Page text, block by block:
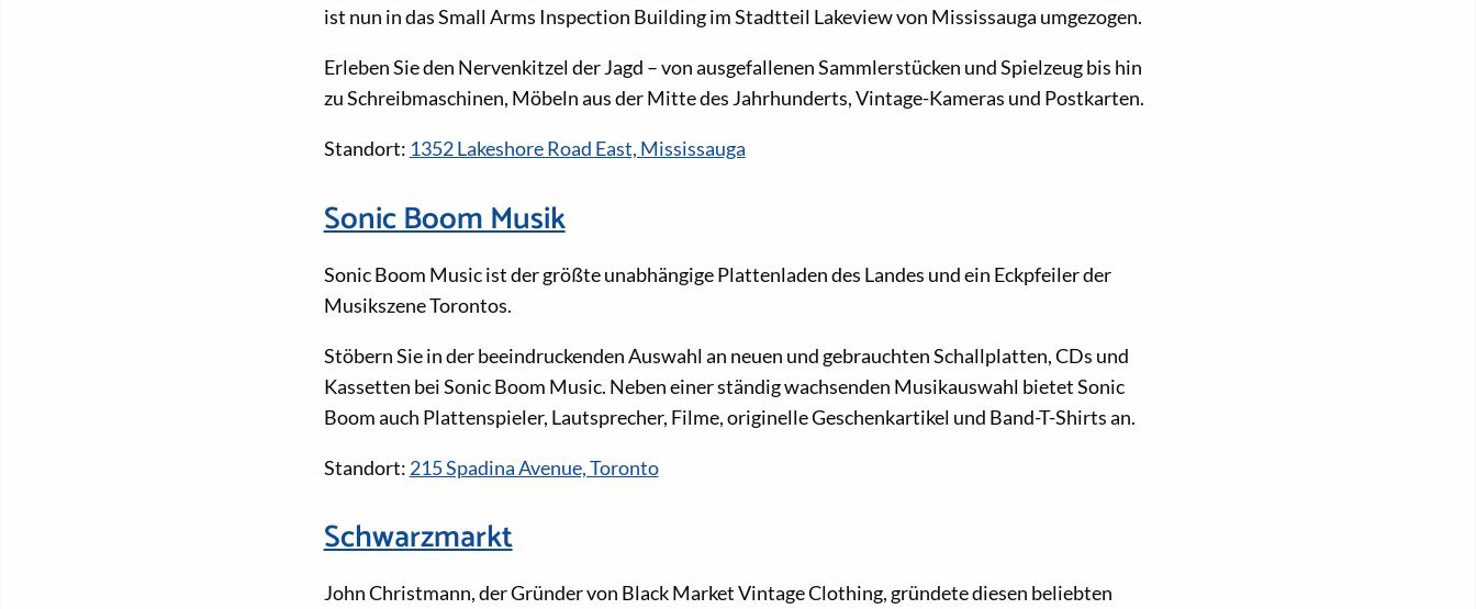
ist nun in das Small Arms Inspection Building im Stadtteil Lakeview von Mississauga umgezogen.
Erleben Sie den Nervenkitzel der Jagd – von ausgefallenen Sammlerstücken und Spielzeug bis hin
zu Schreibmaschinen, Möbeln aus der Mitte des Jahrhunderts, Vintage-Kameras und Postkarten.
Standort: 1352 Lakeshore Road East, Mississauga
Sonic Boom Musik
Sonic Boom Music ist der größte unabhängige Plattenladen des Landes und ein Eckpfeiler der
Musikszene Torontos.
Stöbern Sie in der beeindruckenden Auswahl an neuen und gebrauchten Schallplatten, CDs und
Kassetten bei Sonic Boom Music. Neben einer ständig wachsenden Musikauswahl bietet Sonic
Boom auch Plattenspieler, Lautsprecher, Filme, originelle Geschenkartikel und Band-T-Shirts an.
Standort: 215 Spadina Avenue, Toronto
Schwarzmarkt
John Christmann, der Gründer von Black Market Vintage Clothing, gründete diesen beliebten